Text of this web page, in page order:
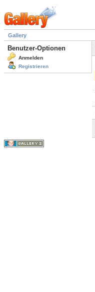
Gallery
Benutzer-Optionen
Anmelden
Registrieren